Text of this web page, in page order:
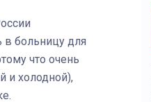
больницу для
что очень
и холодной),
огня. Казак Алексей
после возвращения со
сделал